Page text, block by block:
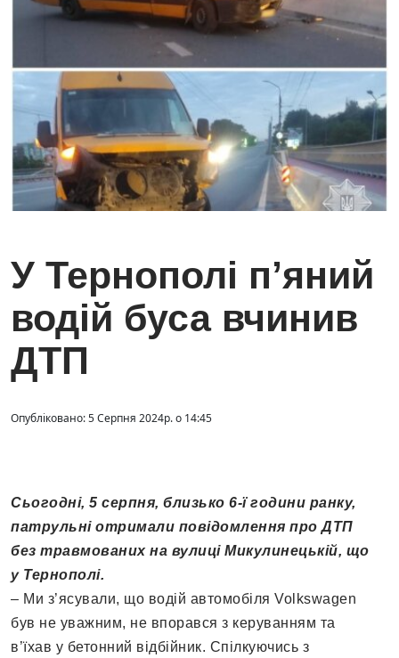
У Тернополі п’яний
водій буса вчинив
ДТП
Опубліковано: 5 Серпня 2024р. о 14:45
Сьогодні, 5 серпня, близько 6-ї години ранку,
патрульні отримали повідомлення про ДТП
без травмованих на вулиці Микулинецькій, що
у Тернополі.
– Ми з’ясували, що водій автомобіля Volkswagen
був не уважним, не впорався з керуванням та
в’їхав у бетонний відбійник. Спілкуючись з